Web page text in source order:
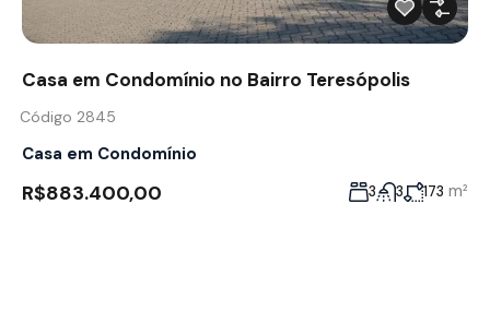
Casa em Condomínio no Bairro Teresópolis
Código 2845
Casa em Condomínio
R$883.400,00 3 3 173 m²